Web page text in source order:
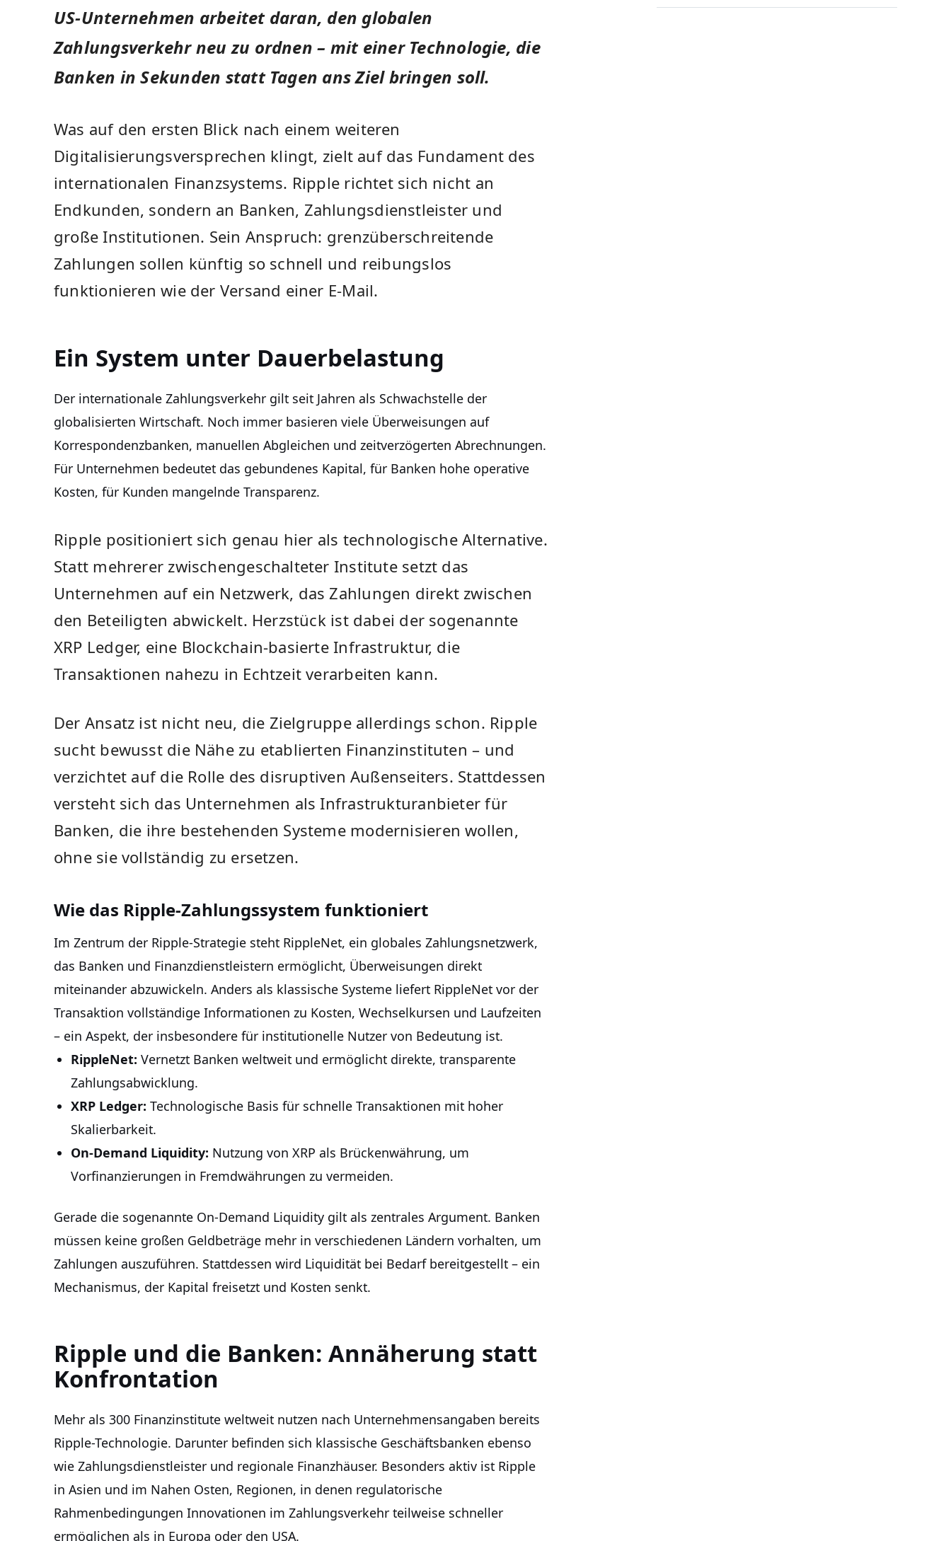
US-Unternehmen arbeitet daran, den globalen
Zahlungsverkehr neu zu ordnen – mit einer Technologie, die
Banken in Sekunden statt Tagen ans Ziel bringen soll.
Was auf den ersten Blick nach einem weiteren
Digitalisierungsversprechen klingt, zielt auf das Fundament des
internationalen Finanzsystems. Ripple richtet sich nicht an
Endkunden, sondern an Banken, Zahlungsdienstleister und
große Institutionen. Sein Anspruch: grenzüberschreitende
Zahlungen sollen künftig so schnell und reibungslos
funktionieren wie der Versand einer E-Mail.
Ein System unter Dauerbelastung
Der internationale Zahlungsverkehr gilt seit Jahren als Schwachstelle der
globalisierten Wirtschaft. Noch immer basieren viele Überweisungen auf
Korrespondenzbanken, manuellen Abgleichen und zeitverzögerten Abrechnungen.
Für Unternehmen bedeutet das gebundenes Kapital, für Banken hohe operative
Kosten, für Kunden mangelnde Transparenz.
Ripple positioniert sich genau hier als technologische Alternative.
Statt mehrerer zwischengeschalteter Institute setzt das
Unternehmen auf ein Netzwerk, das Zahlungen direkt zwischen
den Beteiligten abwickelt. Herzstück ist dabei der sogenannte
XRP Ledger, eine Blockchain-basierte Infrastruktur, die
Transaktionen nahezu in Echtzeit verarbeiten kann.
Der Ansatz ist nicht neu, die Zielgruppe allerdings schon. Ripple
sucht bewusst die Nähe zu etablierten Finanzinstituten – und
verzichtet auf die Rolle des disruptiven Außenseiters. Stattdessen
versteht sich das Unternehmen als Infrastrukturanbieter für
Banken, die ihre bestehenden Systeme modernisieren wollen,
ohne sie vollständig zu ersetzen.
Wie das Ripple-Zahlungssystem funktioniert
Im Zentrum der Ripple-Strategie steht RippleNet, ein globales Zahlungsnetzwerk,
das Banken und Finanzdienstleistern ermöglicht, Überweisungen direkt
miteinander abzuwickeln. Anders als klassische Systeme liefert RippleNet vor der
Transaktion vollständige Informationen zu Kosten, Wechselkursen und Laufzeiten
– ein Aspekt, der insbesondere für institutionelle Nutzer von Bedeutung ist.
RippleNet: Vernetzt Banken weltweit und ermöglicht direkte, transparente
Zahlungsabwicklung.
XRP Ledger: Technologische Basis für schnelle Transaktionen mit hoher
Skalierbarkeit.
On-Demand Liquidity: Nutzung von XRP als Brückenwährung, um
Vorfinanzierungen in Fremdwährungen zu vermeiden.
Gerade die sogenannte On-Demand Liquidity gilt als zentrales Argument. Banken
müssen keine großen Geldbeträge mehr in verschiedenen Ländern vorhalten, um
Zahlungen auszuführen. Stattdessen wird Liquidität bei Bedarf bereitgestellt – ein
Mechanismus, der Kapital freisetzt und Kosten senkt.
Ripple und die Banken: Annäherung statt
Konfrontation
Mehr als 300 Finanzinstitute weltweit nutzen nach Unternehmensangaben bereits
Ripple-Technologie. Darunter befinden sich klassische Geschäftsbanken ebenso
wie Zahlungsdienstleister und regionale Finanzhäuser. Besonders aktiv ist Ripple
in Asien und im Nahen Osten, Regionen, in denen regulatorische
Rahmenbedingungen Innovationen im Zahlungsverkehr teilweise schneller
ermöglichen als in Europa oder den USA.